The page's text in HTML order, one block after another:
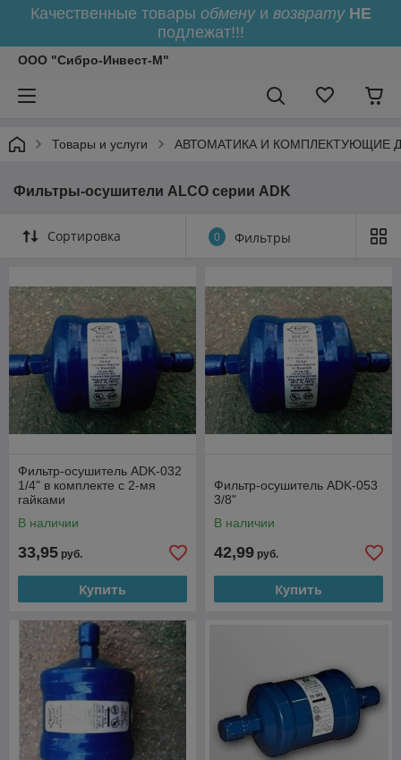
Качественные товары обменуи возврату НЕ
подлежат!!!
ООО "Сибро-Инвест-М"
Товары и услуги АВТОМАТИКА И КОМПЛЕКТУЮЩИЕ
Фильтры-осушители ALCO серии ADK
Сортировка 0 Фильтры
Фильтр-осушитель ADK-032
1/4" в комплекте с 2-мя
гайками
В наличии
33,95 руб.
Купить
Фильтр-осушитель ADK-053
3/8"
В наличии
42,99 руб.
Купить